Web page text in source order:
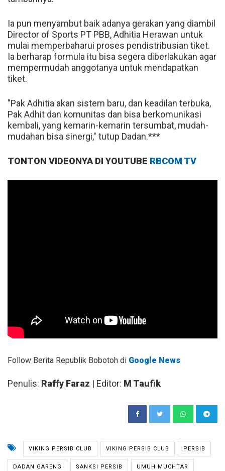
Ia pun menyambut baik adanya gerakan yang diambil
Director of Sports PT PBB, Adhitia Herawan untuk
mulai memperbaharui proses pendistribusian tiket.
Ia berharap formula itu bisa segera diberlakukan agar
mempermudah anggotanya untuk mendapatkan
tiket.
"Pak Adhitia akan sistem baru, dan keadilan terbuka,
Pak Adhit dan komunitas dan bisa berkomunikasi
kembali, yang kemarin-kemarin tersumbat, mudah-
mudahan bisa sinergi," tutup Dadan.***
TONTON VIDEONYA DI YOUTUBE RBCOM TV
Follow Berita Republik Bobotoh di Google News
Penulis: Raffy Faraz | Editor: M Taufik
VIKING PERSIB CLUB VIKING PERSIB CLUB PERSIB
DADAN GARENG SANKSI PERSIB UMUH MUCHTAR